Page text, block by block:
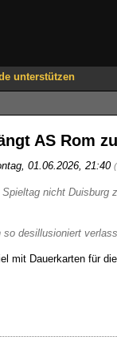
unterstützen
AS Rom
01.06.2026, 21:40
nicht Duisburg
desillusioniert
mit Dauerkarten für